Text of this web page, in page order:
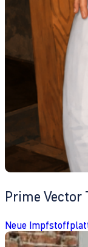
Prime Vector
Neue